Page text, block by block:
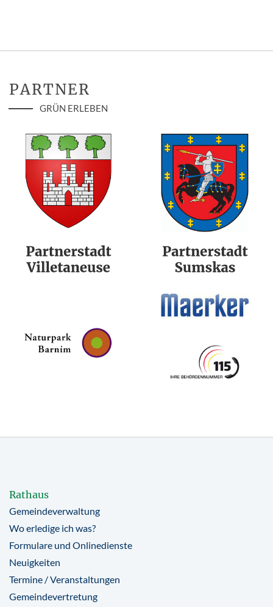
PARTNER
GRÜN ERLEBEN
Rathaus
Gemeindeverwaltung
Wo erledige ich was?
Formulare und Onlinedienste
Neuigkeiten
Termine / Veranstaltungen
Gemeindevertretung